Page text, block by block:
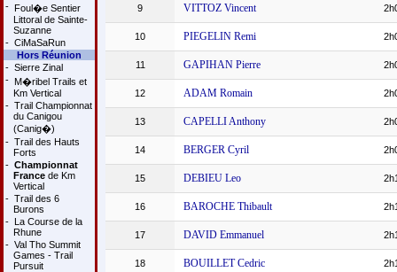
- Foul�e Sentier
Littoral de Sainte-
Suzanne
- CiMaSaRun
Hors Réunion
- Sierre Zinal
- M�ribel Trails et
Km Vertical
- Trail Championnat
du Canigou
(Canig�)
- Trail des Hauts
Forts
- Championnat
Francede Km
Vertical
- Trail des 6
Burons
- La Course de la
Rhune
- Val Tho Summit
Games - Trail
Pursuit
9 VITTOZ Vincent
10 PIEGELIN Remi
11 GAPIHAN Pierre
12 ADAM Romain
13 CAPELLI Anthony
14 BERGER Cyril
15 DEBIEU Leo
16 BAROCHE Thibault
17 DAVID Emmanuel
18 BOUILLET Cedric